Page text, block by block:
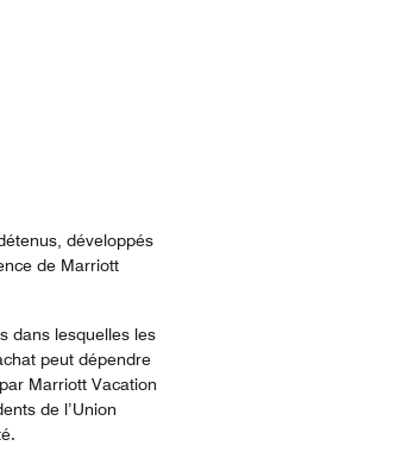
développés
de Marriott
dans lesquelles les
peut dépendre
Marriott Vacation
de l’Union